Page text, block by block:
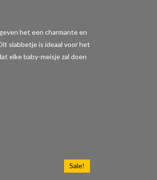
het een charmante en
slabbetje is ideaal voor het
elke baby-meisje zal doen
Sale!